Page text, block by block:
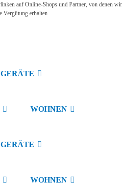
auf Online-Shops und Partner, von denen wir
Vergütung erhalten.
WOHNEN
WOHNEN